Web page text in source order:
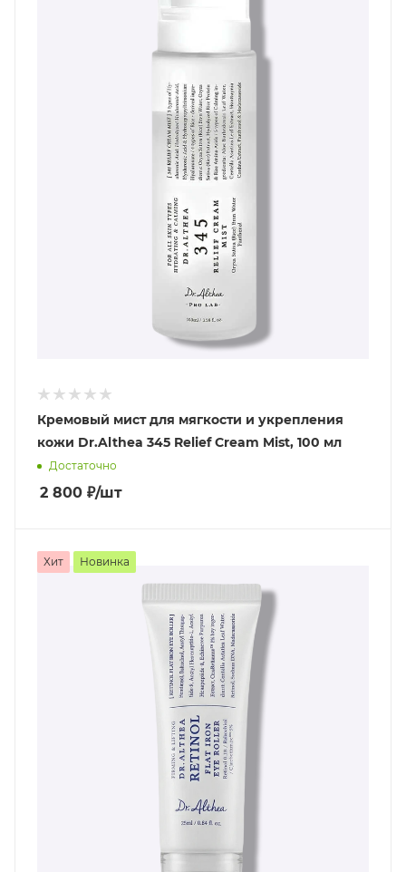
Кремовый мист для мягкости и укрепления
кожи Dr.Althea 345 Relief Cream Mist, 100 мл
Достаточно
2 800 ₽/шт
Хит Новинка